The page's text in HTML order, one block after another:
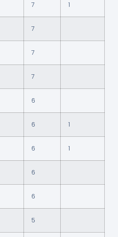
7 1
7
7
7
6
6 1
6 1
6
6
5